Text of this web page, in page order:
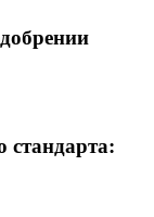
стандарта: